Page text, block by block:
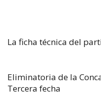
La ficha técnica del
Eliminatoria de la
Tercera fecha